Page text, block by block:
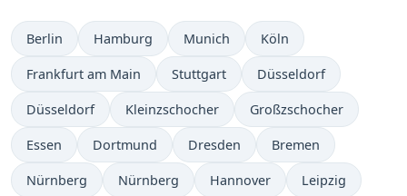
Berlin Hamburg Munich Köln
Frankfurt am Main Stuttgart Düsseldorf
Düsseldorf Kleinzschocher Großzschocher
Essen Dortmund Dresden Bremen
Nürnberg Nürnberg Hannover Leipzig